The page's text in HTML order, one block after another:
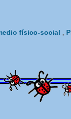
físico-social ,